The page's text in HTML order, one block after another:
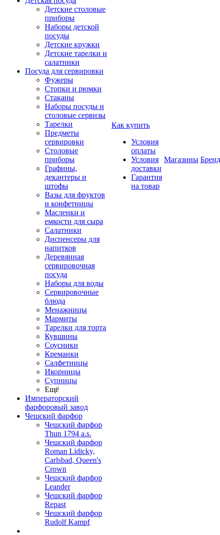
Детские столовые
приборы
Наборы детской
посуды
Детские кружки
Детские тарелки и
салатники
Посуда для сервировки
Фужеры
Стопки и рюмки
Стаканы
Наборы посуды и
столовые сервизы
Тарелки
Предметы
сервировки
Столовые
приборы
Графины,
декантеры и
штофы
Вазы для фруктов
и конфетницы
Масленки и
емкости для сыра
Салатники
Диспенсеры для
напитков
Деревянная
сервировочная
посуда
Наборы для воды
Сервировочные
блюда
Менажницы
Мармиты
Тарелки для торта
Кувшины
Соусники
Креманки
Салфетницы
Икорницы
Супницы
Ещё
Императорский
фарфоровый завод
Чешский фарфор
Чешский фарфор
Thun 1794 a.s.
Чешский фарфор
Roman Lidicky,
Carlsbad, Queen's
Crown
Чешский фарфор
Leander
Чешский фарфор
Repast
Чешский фарфор
Rudolf Kampf
Как купить
Условия
оплаты
Условия
доставки
Гарантия
на товар
Магазины